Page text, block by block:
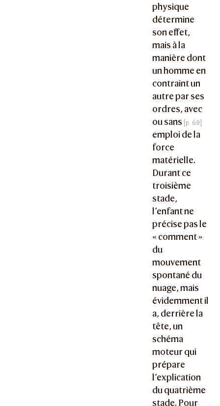
physique
détermine
son effet,
mais à la
manière dont
un homme en
contraint un
autre par ses
ordres, avec
ou sans
emploi de la
force
matérielle.
Durant ce
troisième
stade,
l’enfant ne
précise pas le
« comment »
du
mouvement
spontané du
nuage, mais
évidemment il
a, derrière la
tête, un
schéma
moteur qui
prépare
l’explication
du quatrième
stade. Pour